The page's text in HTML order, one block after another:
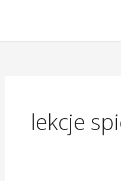
treści
lekcje